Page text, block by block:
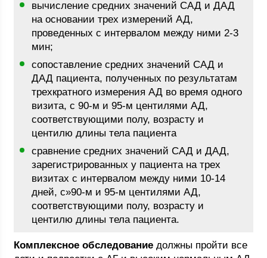
вычисление средних значений САД и ДАД
на основании трех измерений АД,
проведенных с интервалом между ними 2-3
мин;
сопоставление средних значений САД и
ДАД пациента, полученных по результатам
трехкратного измерения АД во время одного
визита, с 90-м и 95-м центилями АД,
соответствующими полу, возрасту и
центилю длины тела пациента
сравнение средних значений САД и ДАД,
зарегистрированных у пациента на трех
визитах с интервалом между ними 10-14
дней, с»90-м и 95-м центилями АД,
соответствующими полу, возрасту и
центилю длины тела пациента.
Комплексное обследование должны пройти все